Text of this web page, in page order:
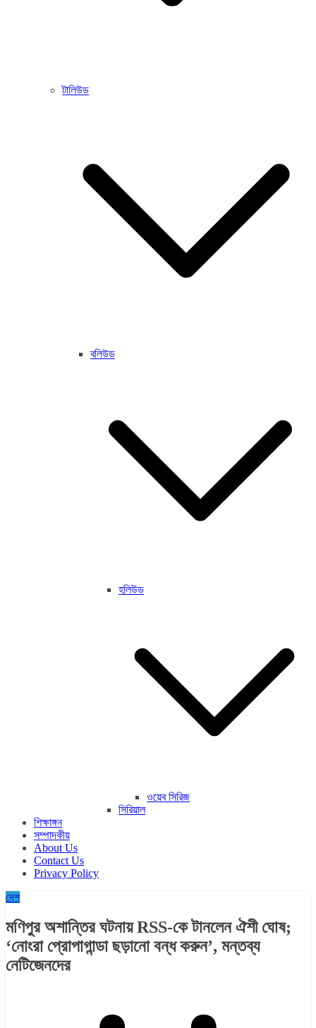
টালিউড
বলিউড
হলিউড
ওয়েব সিরিজ
সিরিয়াল
শিক্ষাঙ্গন
সম্পাদকীয়
About Us
Contact Us
Privacy Policy
দেশ
মণিপুর অশান্তির ঘটনায় RSS-কে টানলেন ঐশী ঘোষ;
‘নোংরা প্রোপাগান্ডা ছড়ানো বন্ধ করুন’, মন্তব্য
নেটিজেনদের